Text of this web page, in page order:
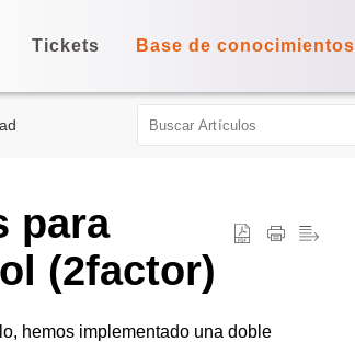
Tickets Base de conocimientos
para
(2factor)
hemos implementado una doble